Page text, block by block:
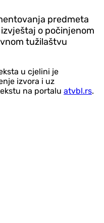
predmeta
o počinjenom
tužilaštvu
u cjelini je
izvora i uz
na portalu atvbl.rs.